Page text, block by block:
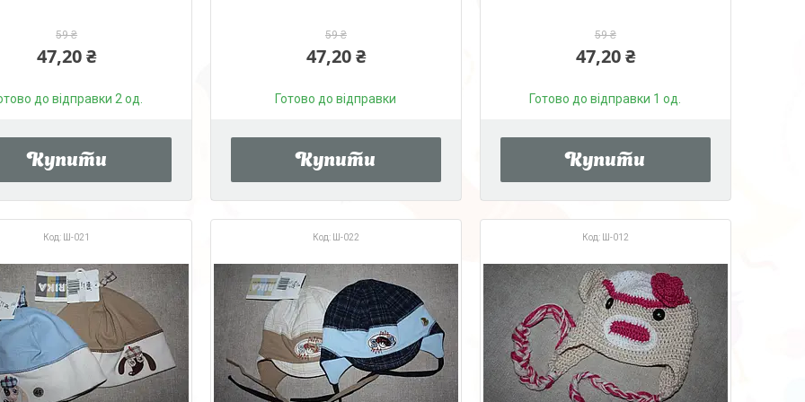
59 ₴
47,20 ₴
до відправки 2 од.
Купити
59 ₴
47,20 ₴
Готово до відправки
Купити
59 ₴
47,20 ₴
Готово до відправки 1 од.
Купити
Ш-021 Ш-022 Ш-012